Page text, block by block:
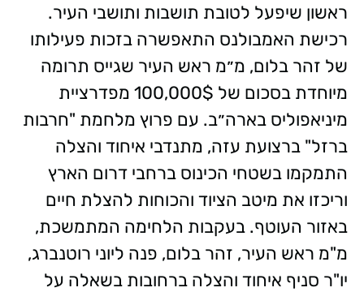
ראשון שיפעל לטובת תושבות ותושבי העיר.
רכישת האמבולנס התאפשרה בזכות פעילותו
של זהר בלום, מ״מ ראש העיר שגייס תרומה
מיוחדת בסכום של 100,000$ מפדרציית
מיניאפוליס בארה״ב. עם פרוץ מלחמת "חרבות
ברזל" ברצועת עזה, מתנדבי איחוד והצלה
התמקמו בשטחי הכינוס ברחבי דרום הארץ
וריכזו את מיטב הציוד והכוחות להצלת חיים
באזור העוטף. בעקבות הלחימה המתמשכת,
מ"מ ראש העיר, זהר בלום, פנה ליוני רוטנברג,
יו"ר סניף איחוד והצלה ברחובות בשאלה על